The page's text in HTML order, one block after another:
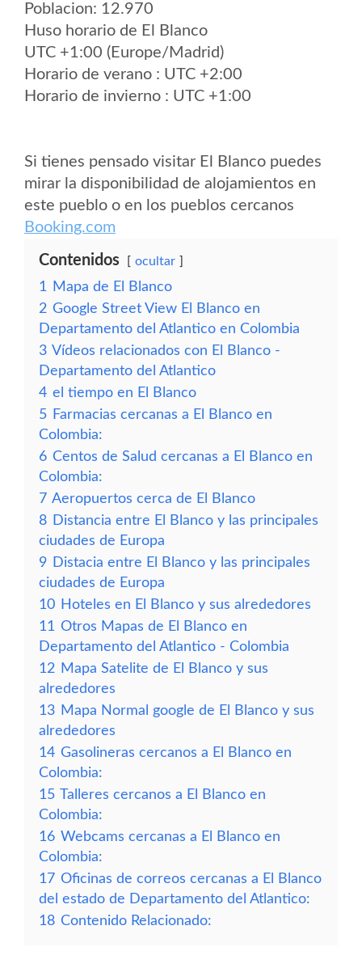
Poblacion: 12.970
Huso horario de El Blanco
UTC +1:00 (Europe/Madrid)
Horario de verano : UTC +2:00
Horario de invierno : UTC +1:00
Si tienes pensado visitar El Blanco puedes
mirar la disponibilidad de alojamientos en
este pueblo o en los pueblos cercanos
Booking.com
Contenidos ocultar
1
Mapa de El Blanco
2 Google Street View El Blanco en
Departamento del Atlantico en Colombia
3 Vídeos relacionados con El Blanco -
Departamento del Atlantico
4 el tiempo en El Blanco
5 Farmacias cercanas a El Blanco en
Colombia:
6 Centos de Salud cercanas a El Blanco en
Colombia:
7 Aeropuertos cerca de El Blanco
8 Distancia entre El Blanco y las principales
ciudades de Europa
9 Distacia entre El Blanco y las principales
ciudades de Europa
10 Hoteles en El Blanco y sus alrededores
11 Otros Mapas de El Blanco en
Departamento del Atlantico - Colombia
12 Mapa Satelite de El Blanco y sus
alrededores
13 Mapa Normal google de El Blanco y sus
alrededores
14 Gasolineras cercanos a El Blanco en
Colombia:
15 Talleres cercanos a El Blanco en
Colombia:
16 Webcams cercanas a El Blanco en
Colombia:
17 Oficinas de correos cercanas a El Blanco
del estado de Departamento del Atlantico:
18 Contenido Relacionado: